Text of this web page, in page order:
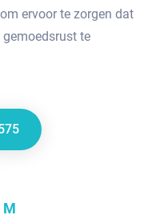
ervoor te zorgen dat
te